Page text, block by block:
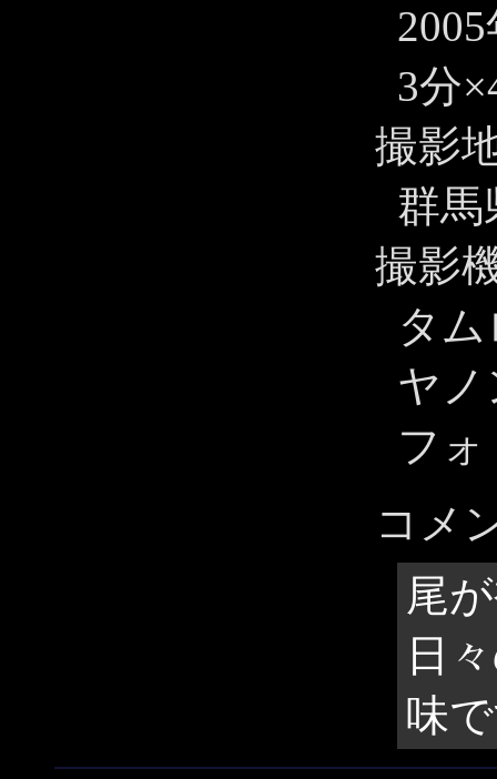
3分
撮影
群馬
撮影
タム
ヤノ
フ
コメ
尾
日
味